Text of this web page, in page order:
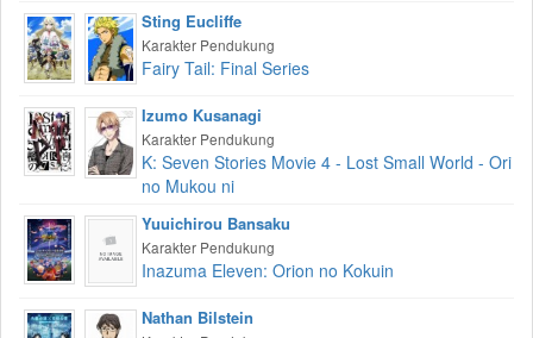
Sting Eucliffe
Karakter Pendukung
Fairy Tail: Final Series
Izumo Kusanagi
Karakter Pendukung
K: Seven Stories Movie 4 - Lost Small World - Ori
no Mukou ni
Yuuichirou Bansaku
Karakter Pendukung
Inazuma Eleven: Orion no Kokuin
Nathan Bilstein